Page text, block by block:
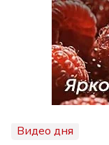
Видео дня